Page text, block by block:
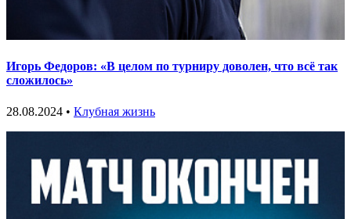
Игорь Федоров: «В целом по турниру доволен, что всё так
сложилось»
28.08.2024 • Клубная жизнь